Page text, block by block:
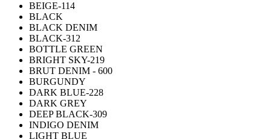
BEIGE-114
BLACK
BLACK DENIM
BLACK-312
BOTTLE GREEN
BRIGHT SKY-219
BRUT DENIM - 600
BURGUNDY
DARK BLUE-228
DARK GREY
DEEP BLACK-309
INDIGO DENIM
LIGHT BLUE